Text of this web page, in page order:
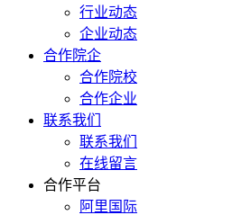
行业动态
企业动态
合作院企
合作院校
合作企业
联系我们
联系我们
在线留言
合作平台
阿里国际